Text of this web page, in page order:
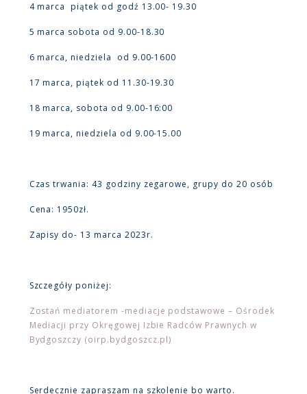
4 marca piątek od godź 13.00- 19.30
5 marca sobota od 9.00-18.30
6 marca, niedziela od 9.00-1600
17 marca, piątek od 11.30-19.30
18 marca, sobota od 9.00-16:00
19 marca, niedziela od 9.00-15.00
Czas trwania: 43 godziny zegarowe, grupy do 20 osób
Cena: 1950zł.
Zapisy do- 13 marca 2023r.
Szczegóły poniżej:
Zostań mediatorem -mediacje podstawowe – Ośrodek
Mediacji przy Okręgowej Izbie Radców Prawnych w
Bydgoszczy (oirp.bydgoszcz.pl)
Serdecznie zapraszam na szkolenie bo warto.